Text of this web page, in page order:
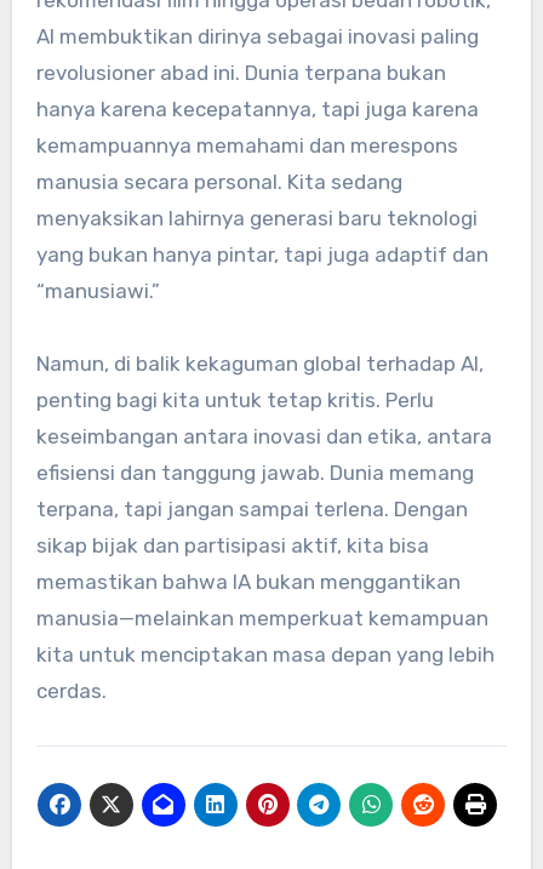
AI membuktikan dirinya sebagai inovasi paling
revolusioner abad ini. Dunia terpana bukan
hanya karena kecepatannya, tapi juga karena
kemampuannya memahami dan merespons
manusia secara personal. Kita sedang
menyaksikan lahirnya generasi baru teknologi
yang bukan hanya pintar, tapi juga adaptif dan
“manusiawi.”
Namun, di balik kekaguman global terhadap AI,
penting bagi kita untuk tetap kritis. Perlu
keseimbangan antara inovasi dan etika, antara
efisiensi dan tanggung jawab. Dunia memang
terpana, tapi jangan sampai terlena. Dengan
sikap bijak dan partisipasi aktif, kita bisa
memastikan bahwa IA bukan menggantikan
manusia—melainkan memperkuat kemampuan
kita untuk menciptakan masa depan yang lebih
cerdas.